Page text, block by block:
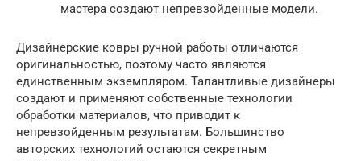
мастера создают непревзойденные модели.
Дизайнерские ковры ручной работы отличаются
оригинальностью, поэтому часто являются
единственным экземпляром. Талантливые дизайнеры
создают и применяют собственные технологии
обработки материалов, что приводит к
непревзойденным результатам. Большинство
авторских технологий остаются секретным